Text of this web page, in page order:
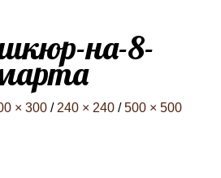
на-8-
× 300 / 240 × 240 / 500 × 500